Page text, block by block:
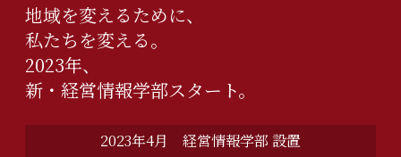
地域を変えるために、
私たちを変える。
2023年、
新・経営情報学部スタート。
2023年4月 経営情報学部 設置